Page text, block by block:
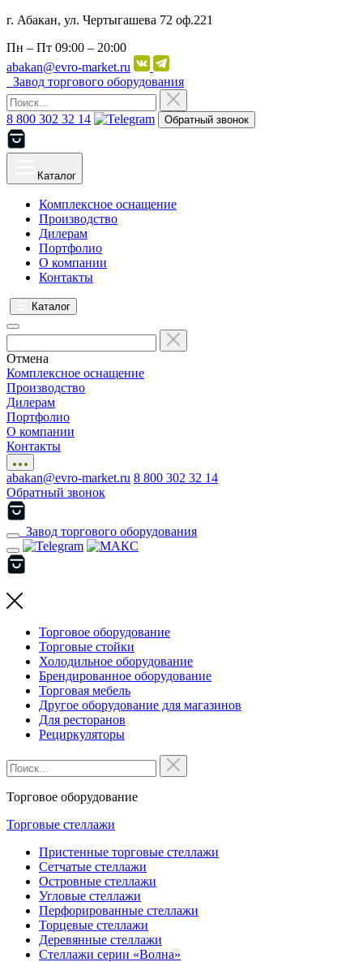
г. Абакан, ул. Чертыгашева 72 оф.221
Пн – Пт 09:00 – 20:00
abakan@evro-market.ru
Завод торгового оборудования
8 800 302 32 14 Обратный звонок
Каталог
Комплексное оснащение
Производство
Дилерам
Портфолио
О компании
Контакты
Каталог
Отмена
Комплексное оснащение
Производство
Дилерам
Портфолио
О компании
Контакты
abakan@evro-market.ru 8 800 302 32 14
Обратный звонок
Завод торгового оборудования
Торговое оборудование
Торговые стойки
Холодильное оборудование
Брендированное оборудование
Торговая мебель
Другое оборудование для магазинов
Для ресторанов
Рециркуляторы
Торговое оборудование
Торговые стеллажи
Пристенные торговые стеллажи
Сетчатые стеллажи
Островные стеллажи
Угловые стеллажи
Перфорированные стеллажи
Торцевые стеллажи
Деревянные стеллажи
Стеллажи серии «Волна»